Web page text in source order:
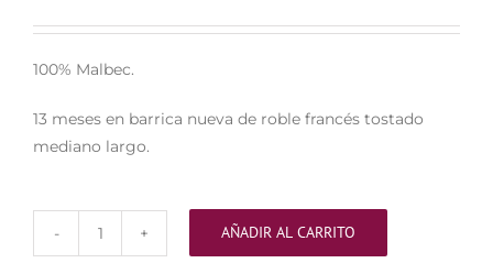
100% Malbec.
13 meses en barrica nueva de roble francés tostado
mediano largo.
Edición
AÑADIR AL CARRITO